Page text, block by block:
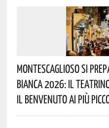
Montescaglioso Si
Bianca 2026: Il
Il Benvenuto Ai Più